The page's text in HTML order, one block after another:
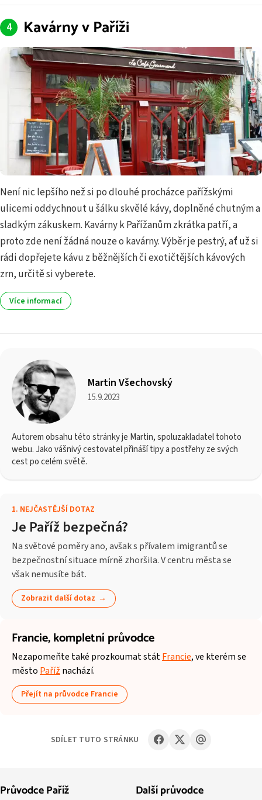
Kavárny v Paříži
Není nic lepšího než si po dlouhé procházce pařížskými
ulicemi oddychnout u šálku skvělé kávy, doplněné chutným a
sladkým zákuskem. Kavárny k Pařížanům zkrátka patří, a
proto zde není žádná nouze o kavárny. Výběr je pestrý, ať už si
rádi dopřejete kávu z běžnějších či exotičtějších kávových
zrn, určitě si vyberete.
Více informací
Martin Všechovský
15.9.2023
Autorem obsahu této stránky je Martin, spoluzakladatel tohoto
webu. Jako vášnivý cestovatel přináší tipy a postřehy ze svých
cest po celém světě.
1. NEJČASTĚJŠÍ DOTAZ
Je Paříž bezpečná?
Na světové poměry ano, avšak s přívalem imigrantů se
bezpečnostní situace mírně zhoršila. V centru města se
však nemusíte bát.
Zobrazit další dotaz
Francie,kompletní průvodce
Nezapomeňte také prozkoumat státFrancie, ve kterém se
město Paříž nachází.
Přejít na průvodce Francie
SDÍLET TUTO STRÁNKU
Průvodce Paříž Další průvodce